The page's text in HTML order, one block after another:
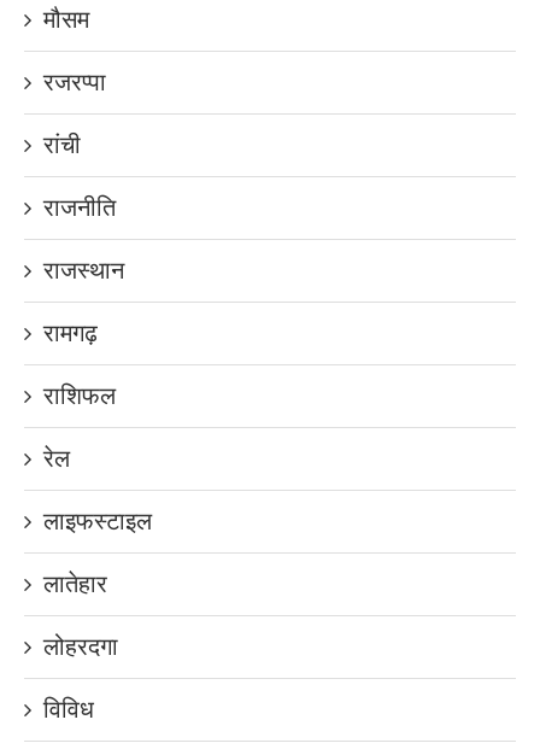
मौसम
रजरप्पा
रांची
राजनीति
राजस्थान
रामगढ़
राशिफल
रेल
लाइफस्टाइल
लातेहार
लोहरदगा
विविध